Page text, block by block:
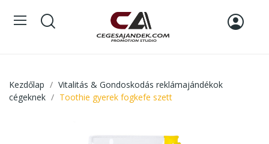
Kezdőlap
Vitalitás & Gondoskodás reklámajándékok
cégeknek
Toothie gyerek fogkefe szett